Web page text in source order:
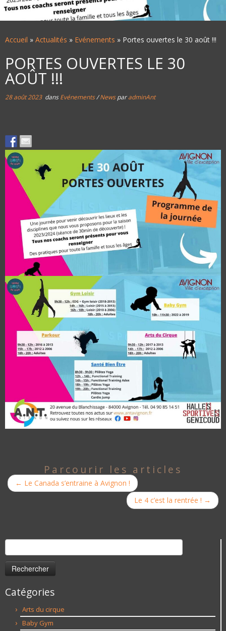
Accueil » Actualités » Evénements » Portes ouvertes le 30 août !!!
PORTES OUVERTES LE 30
AOÛT !!!
28 août 2023dansEvénements/NewsparadminAnt
Parcourir les articles
← Le Canada s’entraine à Avignon !
Le 4 c’est la rentrée ! →
Rechercher :
Catégories
Arts du cirque
Baby Gym